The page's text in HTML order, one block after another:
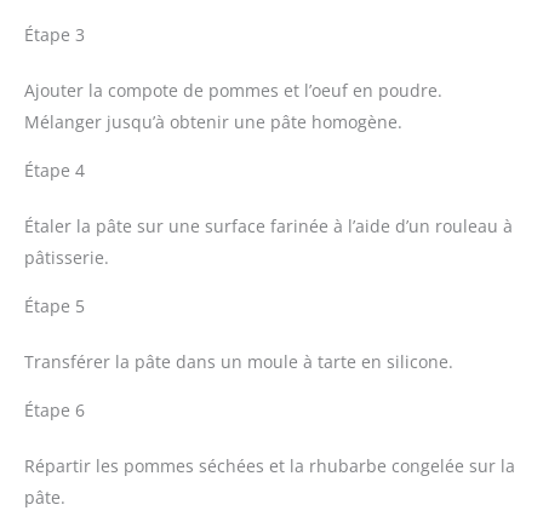
Étape 3
Ajouter la compote de pommes et l’oeuf en poudre.
Mélanger jusqu’à obtenir une pâte homogène.
Étape 4
Étaler la pâte sur une surface farinée à l’aide d’un rouleau à
pâtisserie.
Étape 5
Transférer la pâte dans un moule à tarte en silicone.
Étape 6
Répartir les pommes séchées et la rhubarbe congelée sur la
pâte.